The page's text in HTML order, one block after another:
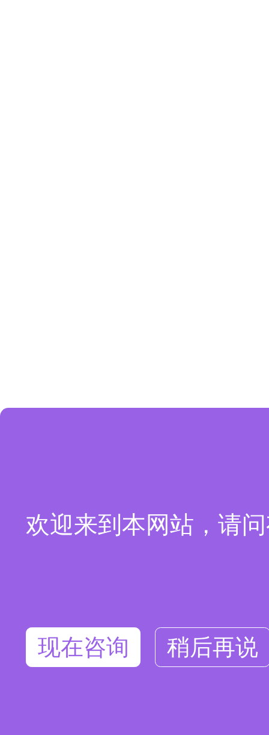
欢迎来到本网站，请
现在咨询 稍后再说